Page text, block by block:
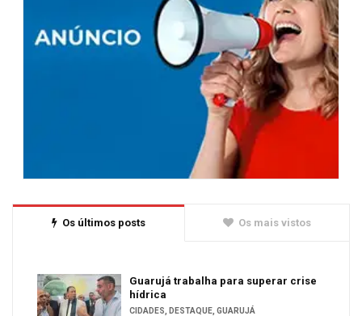
Os últimos posts Os mais vistos
Guarujá trabalha para superar crise
hídrica
CIDADES DESTAQUE GUARUJÁ